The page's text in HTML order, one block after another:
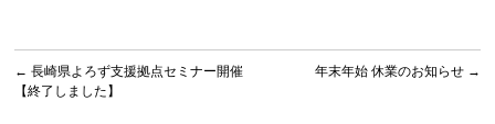
← 長崎県よろず支援拠点セミナー開催
【終了しました】
年末年始 休業のお知らせ →